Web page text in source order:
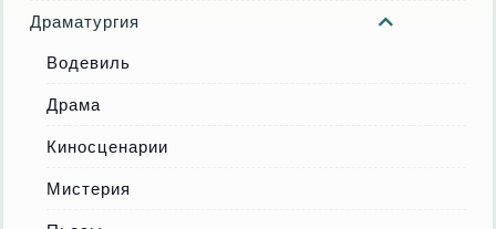
Драматургия
Водевиль
Драма
Киносценарии
Мистерия